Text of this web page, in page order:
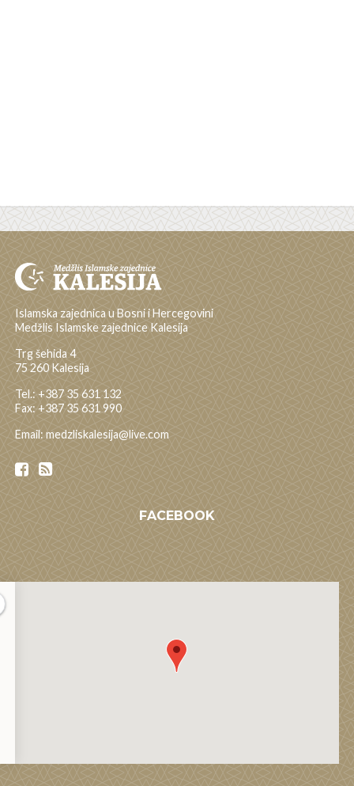
Islamska zajednica u Bosni i Hercegovini
Medžlis Islamske zajednice Kalesija
Trg šehida 4
75 260 Kalesija
Tel.: +387 35 631 132
Fax: +387 35 631 990
Email: medzliskalesija@live.com
FACEBOOK